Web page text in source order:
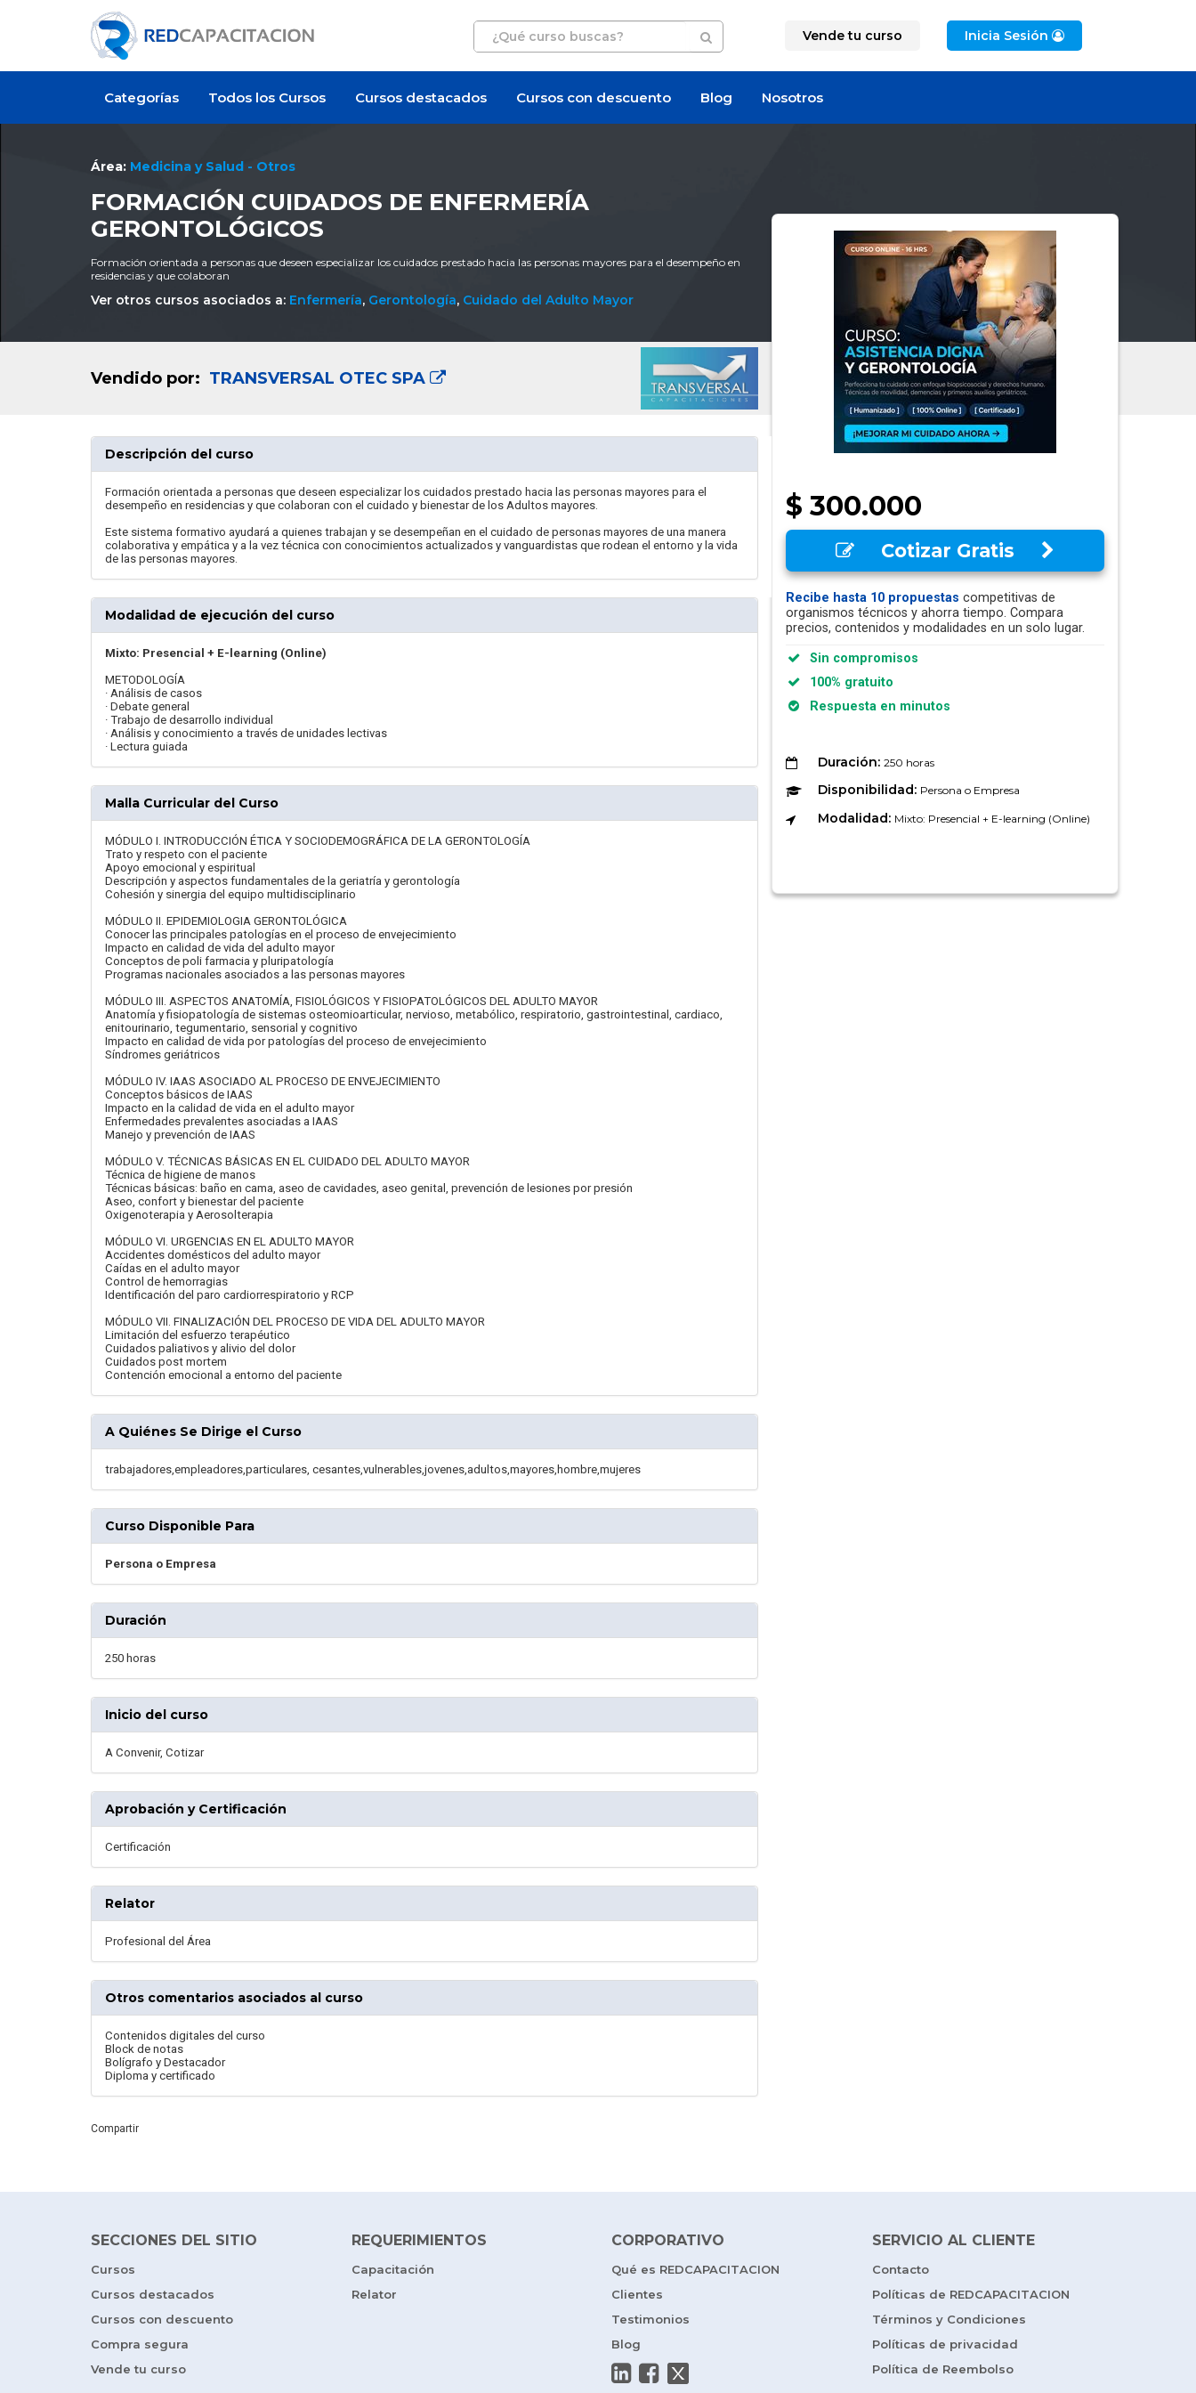
Vende tu curso Inicia Sesión
Categorías Todos los Cursos Cursos destacados Cursos con descuento Blog Nosotros
Área: Medicina y Salud - Otros
FORMACIÓN CUIDADOS DE ENFERMERÍA
GERONTOLÓGICOS
Formación orientada a personas que deseen especializar los cuidados prestado hacia las personas mayores para el desempeño en
residencias y que colaboran
Ver otros cursos asociados a: Enfermería, Gerontología, Cuidado del Adulto Mayor
Vendido por: TRANSVERSAL OTEC SPA
$ 300.000
Cotizar Gratis
Recibe hasta 10 propuestas competitivas de
organismos técnicos y ahorra tiempo. Compara
precios, contenidos y modalidades en un solo lugar.
Sin compromisos
100% gratuito
Respuesta en minutos
Duración: 250 horas
Disponibilidad: Persona o Empresa
Modalidad: Mixto: Presencial + E-learning (Online)
Descripción del curso
Formación orientada a personas que deseen especializar los cuidados prestado hacia las personas mayores para el
desempeño en residencias y que colaboran con el cuidado y bienestar de los Adultos mayores.
Este sistema formativo ayudará a quienes trabajan y se desempeñan en el cuidado de personas mayores de una manera
colaborativa y empática y a la vez técnica con conocimientos actualizados y vanguardistas que rodean el entorno y la vida
de las personas mayores.
Modalidad de ejecución del curso
Mixto: Presencial + E-learning (Online)
METODOLOGÍA
· Análisis de casos
· Debate general
· Trabajo de desarrollo individual
· Análisis y conocimiento a través de unidades lectivas
· Lectura guiada
Malla Curricular del Curso
MÓDULO I. INTRODUCCIÓN ÉTICA Y SOCIODEMOGRÁFICA DE LA GERONTOLOGÍA
Trato y respeto con el paciente
Apoyo emocional y espiritual
Descripción y aspectos fundamentales de la geriatría y gerontología
Cohesión y sinergia del equipo multidisciplinario
MÓDULO II. EPIDEMIOLOGIA GERONTOLÓGICA
Conocer las principales patologías en el proceso de envejecimiento
Impacto en calidad de vida del adulto mayor
Conceptos de poli farmacia y pluripatología
Programas nacionales asociados a las personas mayores
MÓDULO III. ASPECTOS ANATOMÍA, FISIOLÓGICOS Y FISIOPATOLÓGICOS DEL ADULTO MAYOR
Anatomía y fisiopatología de sistemas osteomioarticular, nervioso, metabólico, respiratorio, gastrointestinal, cardiaco,
enitourinario, tegumentario, sensorial y cognitivo
Impacto en calidad de vida por patologías del proceso de envejecimiento
Síndromes geriátricos
MÓDULO IV. IAAS ASOCIADO AL PROCESO DE ENVEJECIMIENTO
Conceptos básicos de IAAS
Impacto en la calidad de vida en el adulto mayor
Enfermedades prevalentes asociadas a IAAS
Manejo y prevención de IAAS
MÓDULO V. TÉCNICAS BÁSICAS EN EL CUIDADO DEL ADULTO MAYOR
Técnica de higiene de manos
Técnicas básicas: baño en cama, aseo de cavidades, aseo genital, prevención de lesiones por presión
Aseo, confort y bienestar del paciente
Oxigenoterapia y Aerosolterapia
MÓDULO VI. URGENCIAS EN EL ADULTO MAYOR
Accidentes domésticos del adulto mayor
Caídas en el adulto mayor
Control de hemorragias
Identificación del paro cardiorrespiratorio y RCP
MÓDULO VII. FINALIZACIÓN DEL PROCESO DE VIDA DEL ADULTO MAYOR
Limitación del esfuerzo terapéutico
Cuidados paliativos y alivio del dolor
Cuidados post mortem
Contención emocional a entorno del paciente
A Quiénes Se Dirige el Curso
trabajadores,empleadores,particulares, cesantes,vulnerables,jovenes,adultos,mayores,hombre,mujeres
Curso Disponible Para
Persona o Empresa
Duración
250 horas
Inicio del curso
A Convenir, Cotizar
Aprobación y Certificación
Certificación
Relator
Profesional del Área
Otros comentarios asociados al curso
Contenidos digitales del curso
Block de notas
Bolígrafo y Destacador
Diploma y certificado
Compartir
SECCIONES DEL SITIO
Cursos
Cursos destacados
Cursos con descuento
Compra segura
Vende tu curso
REQUERIMIENTOS
Capacitación
Relator
CORPORATIVO
Qué es REDCAPACITACION
Clientes
Testimonios
Blog
SERVICIO AL CLIENTE
Contacto
Políticas de REDCAPACITACION
Términos y Condiciones
Políticas de privacidad
Política de Reembolso